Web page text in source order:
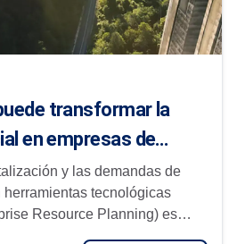
transformar la
en empresas de
y las demandas de
tecnológicas
Resource Planning) es